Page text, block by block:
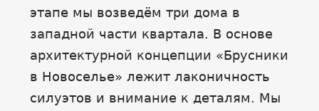
этапе мы возведём три дома в
западной части квартала. В основе
архитектурной концепции «Брусники
в Новоселье» лежит лаконичность
силуэтов и внимание к деталям. Мы